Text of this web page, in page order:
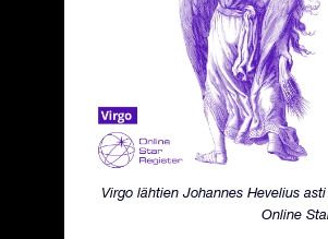
Virgo lähtien Johannes Hevelius
Online